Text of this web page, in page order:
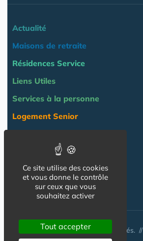
Actualité
Maisons de retraite
Résidences Service
Liens Utiles
Services à la personne
Logement Senior
Emploi & formation
Professionnels
NOS AUTRES SITES :
© Australis 2026 - Tous droits réservés. //
Ce site utilise des cookies
et vous donne le contrôle
sur ceux que vous
souhaitez activer
Tout accepter